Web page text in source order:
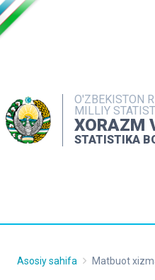
O'ZBEKISTON
MILLIY
XORAZM
STATISTIKA
Asosiy sahifa Matbuot